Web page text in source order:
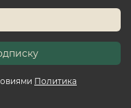
пола. Он привнесет
будь то
будет радовать вас
долгие
Политика